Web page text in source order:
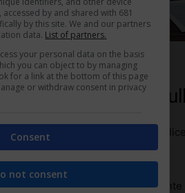
nulla per iscritto (diritto-lavoro.com)
se non si riceve
dipendente riceva notizia di un
sapere come procedere.
richiedere
by and shared with 681
by this site. We and our partners
data. List of partners.
your personal data on the basis
you can object to by managing
for a link at the bottom of this page
or withdraw consent in privacy
Consent
not consent